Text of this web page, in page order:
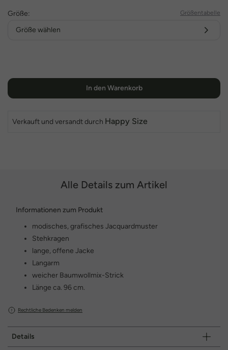
Größe: Größentabelle
Größe wählen
In den Warenkorb
Verkauft und versandt durch Happy Size
Alle Details zum Artikel
Informationen zum Produkt
modisches, grafisches Jacquardmuster
Stehkragen
lange, offene Jacke
Langarm
weicher Baumwollmix-Strick
Länge ca. 96 cm.
Rechtliche Bedenken melden
Details